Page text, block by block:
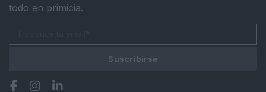
todo en primicia.
Suscribirse